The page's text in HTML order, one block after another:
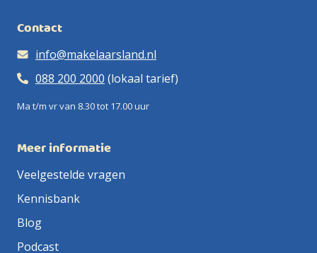
Contact
info@makelaarsland.nl
088 200 2000 (lokaal tarief)
Ma t/m vr van 8.30 tot 17.00 uur
Meer informatie
Veelgestelde vragen
Kennisbank
Blog
Podcast